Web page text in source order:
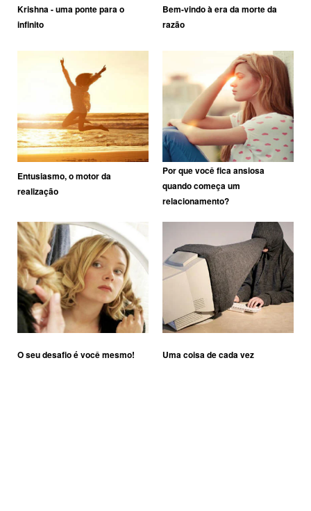
Krishna - uma ponte para o
infinito
Bem-vindo à era da morte da
razão
Entusiasmo, o motor da
realização
Por que você fica ansiosa
quando começa um
relacionamento?
O seu desafio é você mesmo! Uma coisa de cada vez